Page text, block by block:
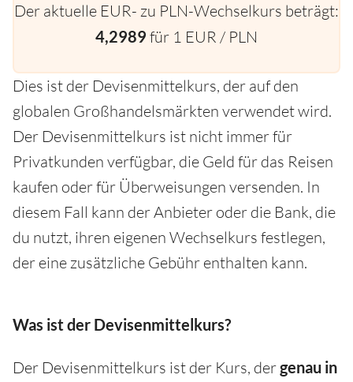
Der aktuelle EUR- zu PLN-Wechselkurs beträgt:
4,2989 für 1 EUR / PLN
Dies ist der Devisenmittelkurs, der auf den
globalen Großhandelsmärkten verwendet wird.
Der Devisenmittelkurs ist nicht immer für
Privatkunden verfügbar, die Geld für das Reisen
kaufen oder für Überweisungen versenden. In
diesem Fall kann der Anbieter oder die Bank, die
du nutzt, ihren eigenen Wechselkurs festlegen,
der eine zusätzliche Gebühr enthalten kann.
Was ist der Devisenmittelkurs?
Der Devisenmittelkurs ist der Kurs, dergenau in